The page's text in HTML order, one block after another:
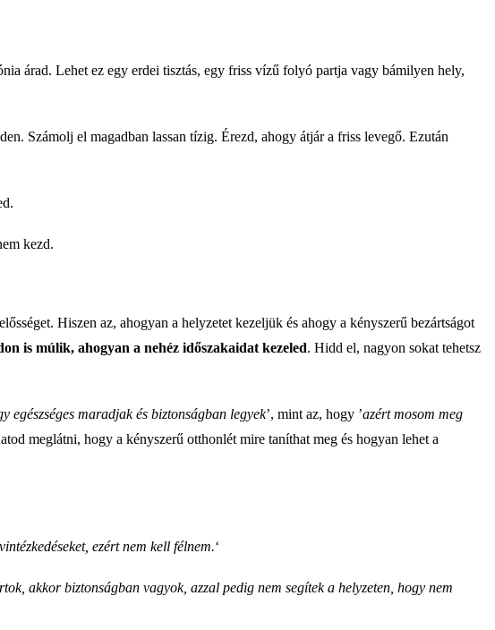
árad. Lehet ez egy erdei tisztás, egy friss vízű folyó partja vagy bámilyen hely,
Számolj el magadban lassan tízig. Érezd, ahogy átjár a friss levegő. Ezután
kezd.
Hiszen az, ahogyan a helyzetet kezeljük és ahogy a kényszerű bezártságot
is múlik, ahogyan a nehéz időszakaidat kezeled. Hidd el, nagyon sokat tehetsz
egészséges maradjak és biztonságban legyek’, mint az, hogy ’azért mosom meg
meglátni, hogy a kényszerű otthonlét mire taníthat meg és hogyan lehet a
ezért nem kell félnem.‘
akkor biztonságban vagyok, azzal pedig nem segítek a helyzeten, hogy nem